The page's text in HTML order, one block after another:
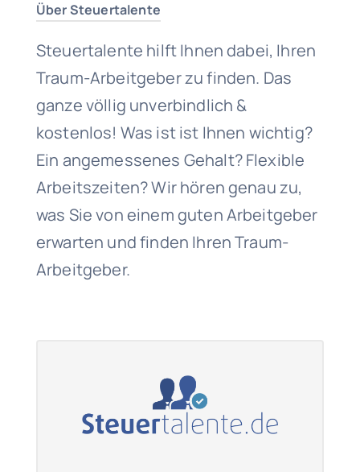
Über Steuertalente
Steuertalente hilft Ihnen dabei, Ihren
Traum-Arbeitgeber zu finden. Das
ganze völlig unverbindlich &
kostenlos! Was ist ist Ihnen wichtig?
Ein angemessenes Gehalt? Flexible
Arbeitszeiten? Wir hören genau zu,
was Sie von einem guten Arbeitgeber
erwarten und finden Ihren Traum-
Arbeitgeber.